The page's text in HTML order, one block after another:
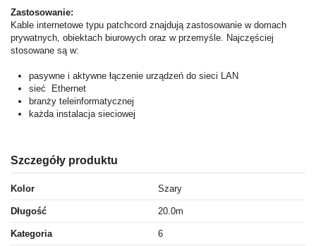
Zastosowanie:
Kable internetowe typu patchcord znajdują zastosowanie w domach
prywatnych, obiektach biurowych oraz w przemyśle. Najczęściej
stosowane są w:
pasywne i aktywne łączenie urządzeń do sieci LAN
sieć Ethernet
branży teleinformatycznej
każda instalacja sieciowej
Szczegóły produktu
Kolor Szary
Długość 20.0m
Kategoria 6